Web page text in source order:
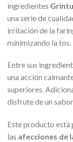
ingredientes
una serie de
irritación de la
minimizando la tos.
Entre sus
una acción
superiores.
disfrute de un
Este producto está
las afecciones de